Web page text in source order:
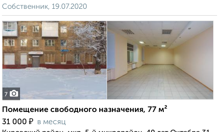
Собственник, 19.07.2020
7
Помещение свободного назначения, 77 м²
31 000 ₽ в месяц